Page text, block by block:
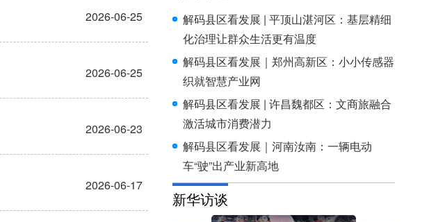
2026-06-25
2026-06-25
2026-06-23
2026-06-17